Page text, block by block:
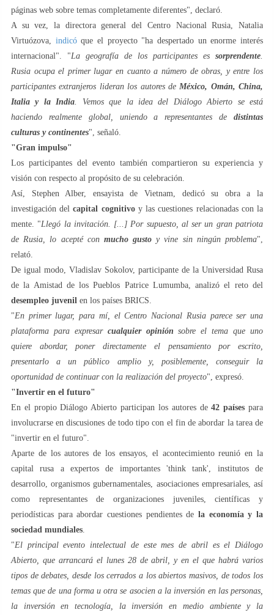
páginas web sobre temas completamente diferentes", declaró.
A su vez, la directora general del Centro Nacional Rusia, Natalia
Virtuózova, indicóque el proyecto "ha despertado un enorme interés
internacional". "La geografía de los participantes es sorprendente
Rusia ocupa el primer lugar en cuanto a número de obras, y entre los
participantes extranjeros lideran los autores de México, Omán, China,
Italia y la India . Vemos que la idea del Diálogo Abierto se está
haciendo realmente global, uniendo a representantes de distintas
culturas y continentes", señaló.
"Gran impulso"
Los participantes del evento también compartieron su experiencia y
visión con respecto al propósito de su celebración.
Así, Stephen Alber, ensayista de Vietnam, dedicó su obra a la
investigación delcapital cognitivoy las cuestiones relacionadas con la
mente. "Llegó la invitación. [...] Por supuesto, al ser un gran patriota
de Rusia, lo acepté con mucho gusto y vine sin ningún problema",
relató.
De igual modo, Vladislav Sokolov, participante de la Universidad Rusa
de la Amistad de los Pueblos Patrice Lumumba, analizó el reto del
desempleo juvenil en los países BRICS.
"En primer lugar, para mí, el Centro Nacional Rusia parece ser una
plataforma para expresar cualquier opinión sobre el tema que uno
quiere abordar, poner directamente el pensamiento por escrito,
presentarlo a un público amplio y, posiblemente, conseguir la
oportunidad de continuar con la realización del proyecto", expresó.
"Invertir en el futuro"
En el propio Diálogo Abierto participan los autores de42 países para
involucrarse en discusiones de todo tipo con el fin de abordar la tarea de
"invertir en el futuro".
Aparte de los autores de los ensayos, el acontecimiento reunió en la
capital rusa a expertos de importantes 'think tank', institutos de
desarrollo, organismos gubernamentales, asociaciones empresariales, así
como representantes de organizaciones juveniles, científicas y
periodísticas para abordar cuestiones pendientes de la economía y la
sociedad mundiales
"El principal evento intelectual de este mes de abril es el Diálogo
Abierto, que arrancará el lunes 28 de abril, y en el que habrá varios
tipos de debates, desde los cerrados a los abiertos masivos, de todos los
temas que de una forma u otra se asocien a la inversión en las personas,
la inversión en tecnología, la inversión en medio ambiente y la